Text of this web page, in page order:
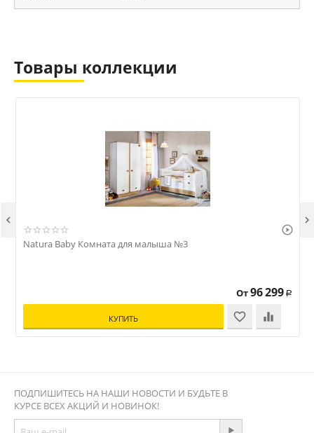
Товары коллекции

Natura Baby Комната для малыша №3
От96 299 Р
КУПИТЬ
 
ПОДПИШИТЕСЬ НА НАШИ НОВОСТИ И БУДЬТЕ В
КУРСЕ ВСЕХ АКЦИЙ И НОВИНОК!